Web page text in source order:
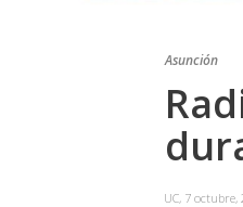
Asunción
UC, 7 octubre,